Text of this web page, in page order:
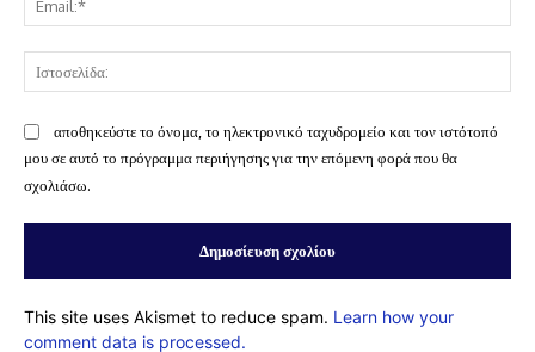
αποθηκεύστε το όνομα, το ηλεκτρονικό ταχυδρομείο και τον ιστότοπό
μου σε αυτό το πρόγραμμα περιήγησης για την επόμενη φορά που θα
σχολιάσω.
This site uses Akismet to reduce spam. Learn how your
comment data is processed.